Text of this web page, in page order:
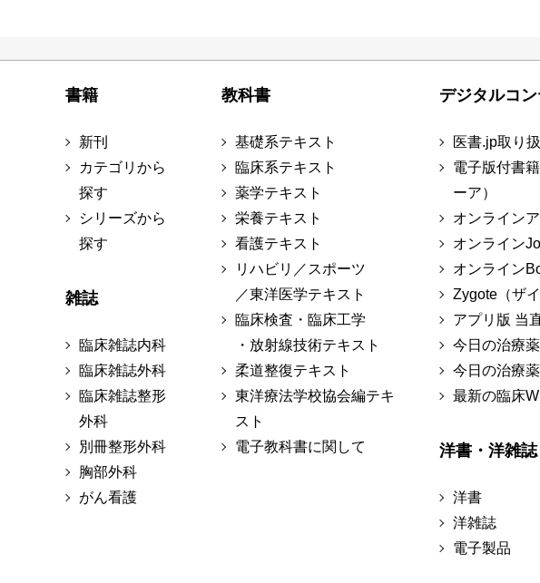
書籍
新刊
カテゴリから
探す
シリーズから
探す
雑誌
臨床雑誌内科
臨床雑誌外科
臨床雑誌整形
外科
別冊整形外科
胸部外科
がん看護
教科書
基礎系テキスト
臨床系テキスト
薬学テキスト
栄養テキスト
看護テキスト
リハビリ／スポーツ
／東洋医学テキスト
臨床検査・臨床工学
・放射線技術テキスト
柔道整復テキスト
東洋療法学校協会編テキ
スト
電子教科書に関して
デジタルコ
医書.jp取り
電子版付書
ーア）
オンライン
オンライン
オンライン
Zygote（ザイ
アプリ版 当
今日の治療
今日の治療
最新の臨床
洋書・洋雑誌
洋書
洋雑誌
電子製品